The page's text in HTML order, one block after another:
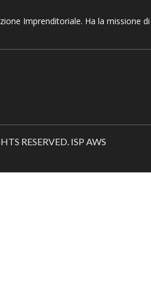
Imprenditoriale. Ha la missione
RESERVED. ISP AWS